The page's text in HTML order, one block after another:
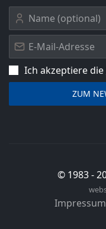
Ich akzeptiere die
© 1983 -
Impressum